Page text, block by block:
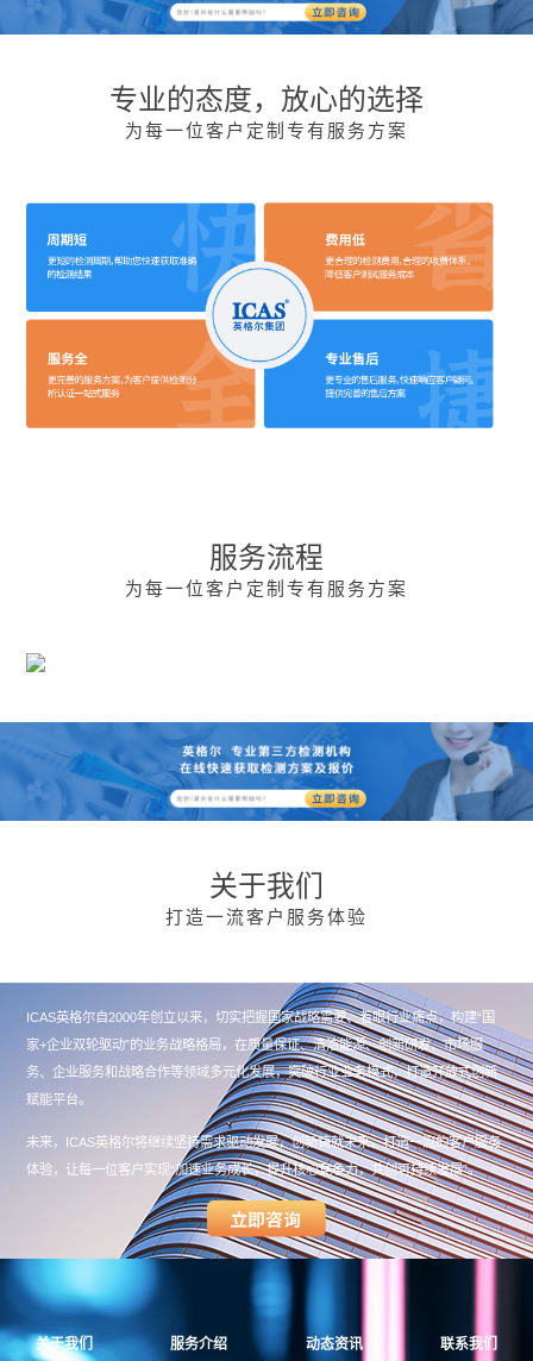
专业的态度，放心的选择
为每一位客户定制专有服务方案
服务流程
为每一位客户定制专有服务方案
关于我们
打造一流客户服务体验
ICAS英格尔自2000年创立以来，切实把握国家战略需要、着眼行业痛点，构建“国
家+企业双轮驱动”的业务战略格局，在质量保证、清洁能源、创新研发、市场服
务、企业服务和战略合作等领域多元化发展，突破行业业务模式，打造开放式创新
赋能平台。
未来，ICAS英格尔将继续坚持需求驱动发展，创新铸就未来，打造一流的客户服务
体验，让每一位客户实现“加速业务成长，提升核心竞争力，共创可持续发展”。
关于我们 服务介绍 动态资讯 联系我们